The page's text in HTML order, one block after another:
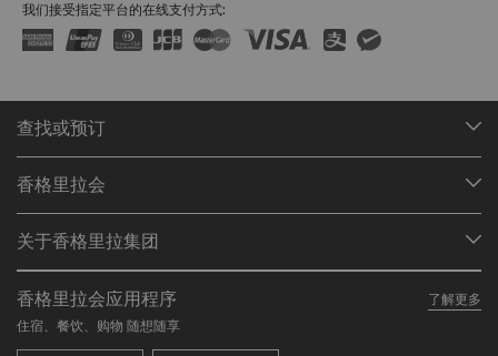
我们接受指定平台的在线支付方式:
查找或预订
查找预订
餐厅与酒吧
香格里拉会
加入香格里拉会
常见问题
联络我们
关于香格里拉集团
我们的酒店品牌
香格里拉中心
职业发展
企业社会责任
香格里拉会应用程序
了解更多
住宿、餐饮、购物 随想随享